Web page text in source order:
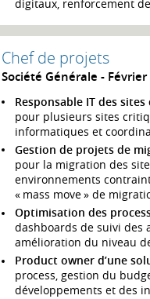
digitaux, renforcement
Chef de projets
Société Générale
Responsable IT des
pour plusieurs sites
informatiques et
Gestion de projets de
pour la migration des
environnements
« mass move » de
Optimisation des
dashboards de suivi des
amélioration du niveau
Product owner d’une
process, gestion du
développements et des